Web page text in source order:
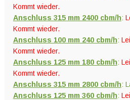
Kommt wieder.
Anschluss 315 mm 2400 cbm/h:
Kommt wieder.
Anschluss 100 mm 240 cbm/h:
Kommt wieder.
Anschluss 125 mm 180 cbm/h:
Kommt wieder.
Anschluss 315 mm 2800 cbm/h:
Anschluss 125 mm 360 cbm/h: